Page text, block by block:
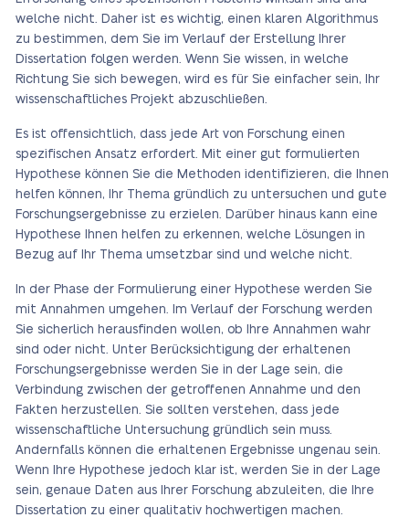
welche nicht. Daher ist es wichtig, einen klaren Algorithmus
zu bestimmen, dem Sie im Verlauf der Erstellung Ihrer
Dissertation folgen werden. Wenn Sie wissen, in welche
Richtung Sie sich bewegen, wird es für Sie einfacher sein, Ihr
wissenschaftliches Projekt abzuschließen.
Es ist offensichtlich, dass jede Art von Forschung einen
spezifischen Ansatz erfordert. Mit einer gut formulierten
Hypothese können Sie die Methoden identifizieren, die Ihnen
helfen können, Ihr Thema gründlich zu untersuchen und gute
Forschungsergebnisse zu erzielen. Darüber hinaus kann eine
Hypothese Ihnen helfen zu erkennen, welche Lösungen in
Bezug auf Ihr Thema umsetzbar sind und welche nicht.
In der Phase der Formulierung einer Hypothese werden Sie
mit Annahmen umgehen. Im Verlauf der Forschung werden
Sie sicherlich herausfinden wollen, ob Ihre Annahmen wahr
sind oder nicht. Unter Berücksichtigung der erhaltenen
Forschungsergebnisse werden Sie in der Lage sein, die
Verbindung zwischen der getroffenen Annahme und den
Fakten herzustellen. Sie sollten verstehen, dass jede
wissenschaftliche Untersuchung gründlich sein muss.
Andernfalls können die erhaltenen Ergebnisse ungenau sein.
Wenn Ihre Hypothese jedoch klar ist, werden Sie in der Lage
sein, genaue Daten aus Ihrer Forschung abzuleiten, die Ihre
Dissertation zu einer qualitativ hochwertigen machen.